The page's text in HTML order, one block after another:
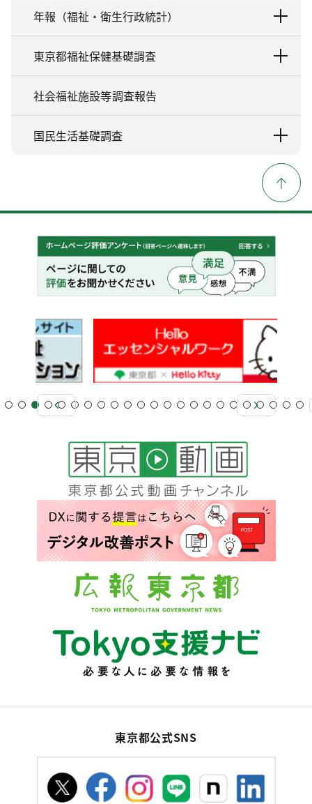
年報（福祉・衛生行政統計）
東京都福祉保健基礎調査
社会福祉施設等調査報告
国民生活基礎調査
東京都公式SNS